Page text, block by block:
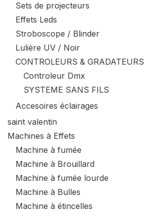
Sets de projecteurs
Effets Leds
Stroboscope / Blinder
Lulière UV / Noir
CONTROLEURS & GRADATEURS
Controleur Dmx
SYSTEME SANS FILS
Accesoires éclairages
saint valentin
Machines à Effets
Machine à fumée
Machine à Brouillard
Machine à fumée lourde
Machine à Bulles
Machine à étincelles